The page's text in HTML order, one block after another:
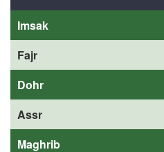
Imsak
Fajr
Dohr
Assr
Maghrib